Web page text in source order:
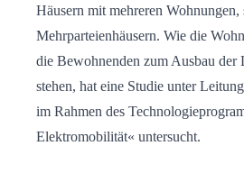
Häusern mit mehreren Wohnungen,
Mehrparteienhäusern. Wie die
die Bewohnenden zum Ausbau der
stehen, hat eine Studie unter
im Rahmen des
Elektromobilität« untersucht.